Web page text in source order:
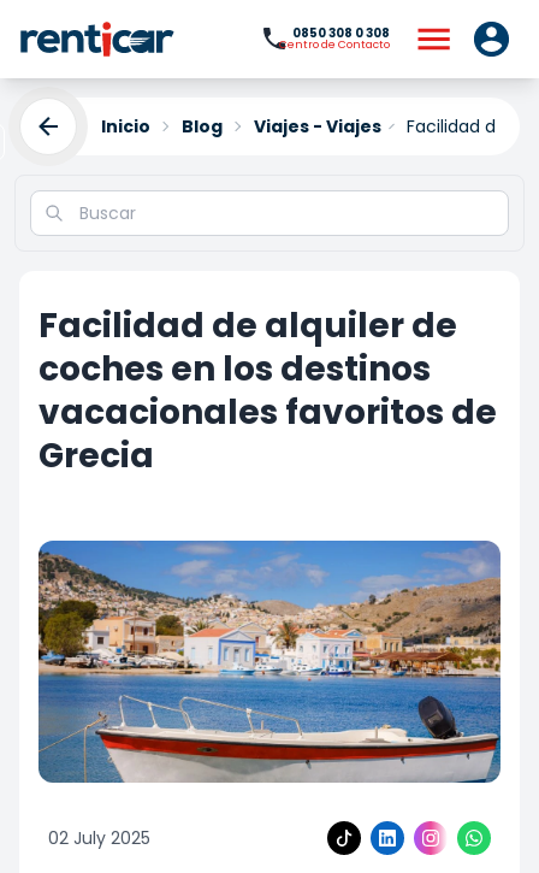
0850 308 0 308
Centro de Contacto
Inicio Blog Viajes - Viajes Facilidad de
Facilidad de alquiler de
coches en los destinos
vacacionales favoritos de
Grecia
02 July 2025